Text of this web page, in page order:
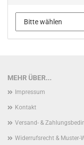
MEHR ÜBER...
Impressum
Kontakt
Versand- &
Widerrufsrecht & Muster-